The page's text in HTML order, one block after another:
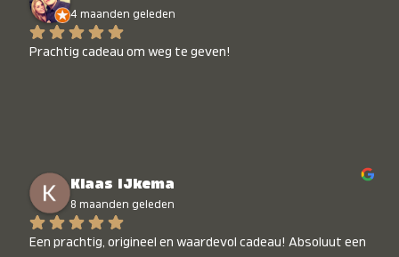
4 maanden geleden
Prachtig cadeau om weg te geven!
Klaas IJkema
8 maanden geleden
Een prachtig, origineel en waardevol cadeau! Absoluut een